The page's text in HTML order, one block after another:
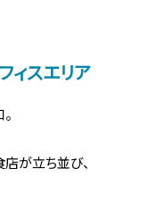
ィスエリア
が立ち並び、